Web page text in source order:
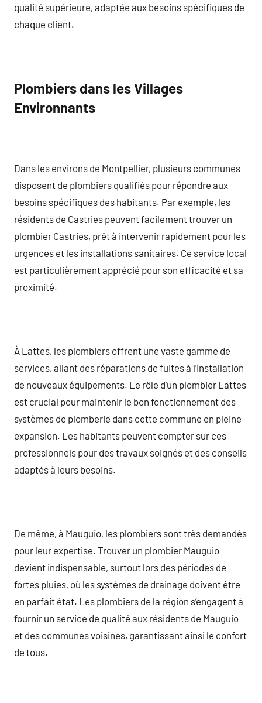
qualité supérieure, adaptée aux besoins spécifiques de
chaque client.
Plombiers dans les Villages
Environnants
Dans les environs de Montpellier, plusieurs communes
disposent de plombiers qualifiés pour répondre aux
besoins spécifiques des habitants. Par exemple, les
résidents de Castries peuvent facilement trouver un
plombier Castries, prêt à intervenir rapidement pour les
urgences et les installations sanitaires. Ce service local
est particulièrement apprécié pour son efficacité et sa
proximité.
À Lattes, les plombiers offrent une vaste gamme de
services, allant des réparations de fuites à l’installation
de nouveaux équipements. Le rôle d’un plombier Lattes
est crucial pour maintenir le bon fonctionnement des
systèmes de plomberie dans cette commune en pleine
expansion. Les habitants peuvent compter sur ces
professionnels pour des travaux soignés et des conseils
adaptés à leurs besoins.
De même, à Mauguio, les plombiers sont très demandés
pour leur expertise. Trouver un plombier Mauguio
devient indispensable, surtout lors des périodes de
fortes pluies, où les systèmes de drainage doivent être
en parfait état. Les plombiers de la région s’engagent à
fournir un service de qualité aux résidents de Mauguio
et des communes voisines, garantissant ainsi le confort
de tous.